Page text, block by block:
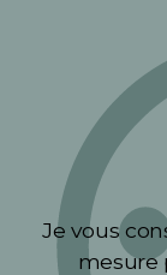
Je vous
mesure